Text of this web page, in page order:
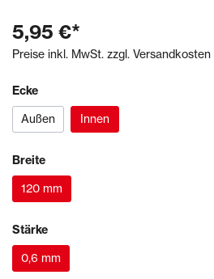
5,95 €*
Preise inkl. MwSt. zzgl. Versandkosten
Ecke
Außen
Innen
Breite
120 mm
Stärke
0,6 mm